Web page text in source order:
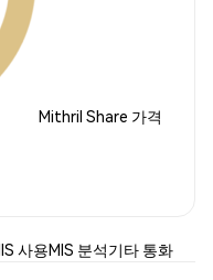
Mithril Share 가격
사용MIS 분석기타 통화